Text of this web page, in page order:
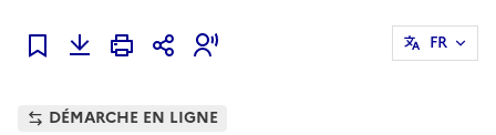
Ajouter à mes favoris
FR
DÉMARCHE EN LIGNE